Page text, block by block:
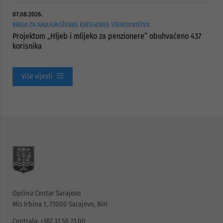
07.08.2026.
BRIGA ZA NAJUGROŽENIJE KATEGORIJE STANOVNIŠTVA
Projektom „Hljeb i mlijeko za penzionere“ obuhvaćeno 437
korisnika
Više vijesti
Općina Centar Sarajevo
Mis Irbina 1, 71000 Sarajevo, BiH
Centrala: +387 33 56 23 00